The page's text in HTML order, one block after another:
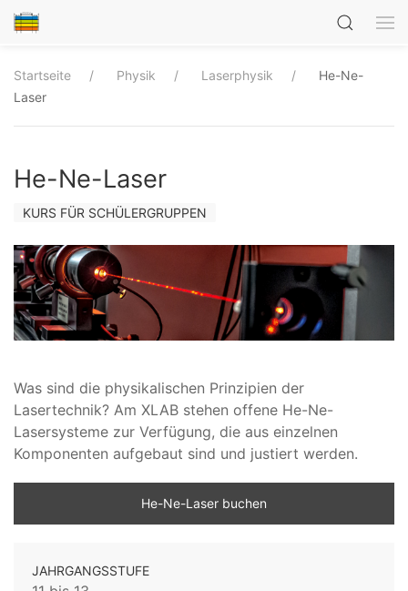
Startseite Physik Laserphysik
He-Ne-
Laser
He-Ne-Laser
KURS FÜR SCHÜLERGRUPPEN
Was sind die physikalischen Prinzipien der
Lasertechnik? Am XLAB stehen offene He-Ne-
Lasersysteme zur Verfügung, die aus einzelnen
Komponenten aufgebaut sind und justiert werden.
He-Ne-Laser buchen
JAHRGANGSSTUFE